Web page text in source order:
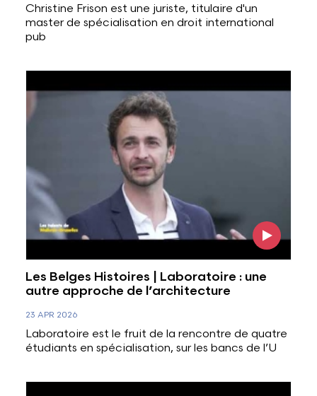
Christine Frison est une juriste, titulaire d'un
master de spécialisation en droit international
pub
Les Belges Histoires | Laboratoire : une
autre approche de l’architecture
23 APR 2026
Laboratoire est le fruit de la rencontre de quatre
étudiants en spécialisation, sur les bancs de l’U